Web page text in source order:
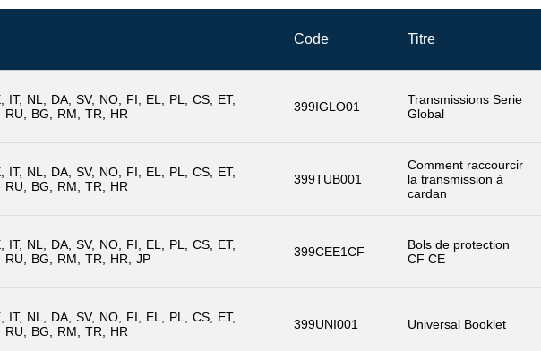
Code Titre
IT NL DA SV NO FI EL PL CS
ET
RU BG RM TR HR 399IGLO01
Transmissions Serie
Global
IT NL DA SV NO FI EL PL CS
ET
RU BG RM TR HR 399TUB001
Comment raccourcir
la transmission à
cardan
IT NL DA SV NO FI EL PL CS
ET
RU BG RM TR HR JP 399CEE1CF
Bols de protection
CF CE
IT NL DA SV NO FI EL PL CS
ET
RU BG RM TR HR 399UNI001 Universal Booklet